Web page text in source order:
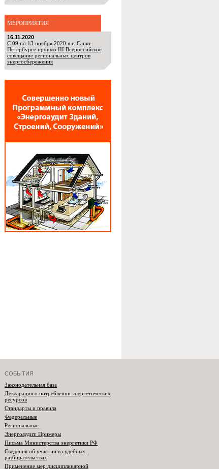
МЕРОПРИЯТИЯ
16.11.2020
С 09 по 13 ноября 2020 в г. Санкт-
Петербурге прошло III Всероссийское
совещание региональных центров
энергосбережения
СОБЫТИЯ
Законодательная база
Декларация о потреблении энергетических
ресурсов
Стандарты и правила
Федеральные
Региональные
Энергоаудит. Примеры
Письма Министерства энергетики РФ
Сведения об участии в судебных
разбирательствах
Применение мер дисциплинарной